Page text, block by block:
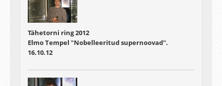
Tähetorni ring 2012
Elmo Tempel "Nobelleeritud supernoovad".
16.10.12